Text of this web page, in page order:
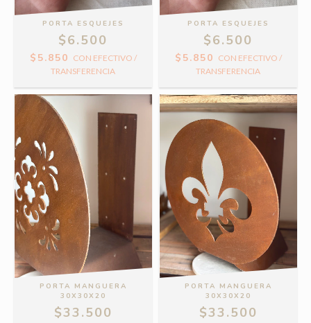
PORTA ESQUEJES
$6.500
$5.850 CON EFECTIVO /
TRANSFERENCIA
PORTA ESQUEJES
$6.500
$5.850 CON EFECTIVO /
TRANSFERENCIA
PORTA MANGUERA
30X30X20
$33.500
PORTA MANGUERA
30X30X20
$33.500